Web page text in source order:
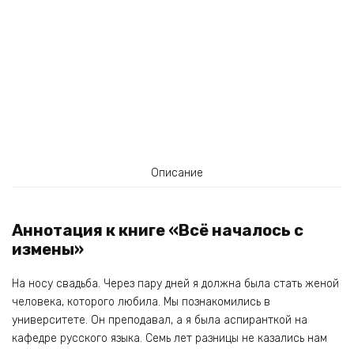
Описание
Аннотация к книге «Всё началось с
измены»
На носу свадьба. Через пару дней я должна была стать женой
человека, которого любила. Мы познакомились в
университете. Он преподавал, а я была аспиранткой на
кафедре русского языка. Семь лет разницы не казались нам